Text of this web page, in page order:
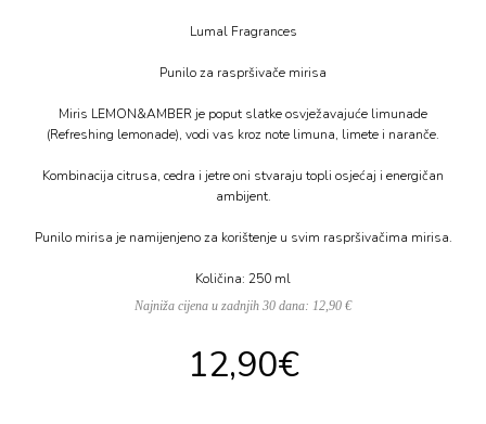
Lumal Fragrances
Punilo za raspršivače mirisa
Miris LEMON&AMBER je poput slatke osvježavajuće limunade
(Refreshing lemonade), vodi vas kroz note limuna, limete i naranče.
Kombinacija citrusa, cedra i jetre oni stvaraju topli osjećaj i energičan
ambijent.
Punilo mirisa je namijenjeno za korištenje u svim raspršivačima mirisa.
Količina: 250 ml
Najniža cijena u zadnjih 30 dana: 12,90 €
12,90€